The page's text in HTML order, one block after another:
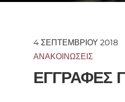
4 ΣΕΠΤΕΜΒΡΊΟΥ 2018
ΑΝΑΚΟΙΝΏΣΕΙΣ
ΕΓΓΡΑΦΈΣ